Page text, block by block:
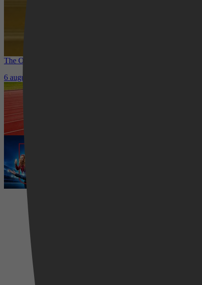
The Other Bennet Sister nu te zien op HBO Max: romantisch
6 augustus 2026